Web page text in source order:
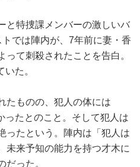
特捜課メンバーの激しいバ
では陣内が、7年前に妻・香
て刺殺されたことを告白。
た。
たものの、犯人の体には
ったとのこと。そして犯人は
ったという。陣内は「犯人は
来予知の能力を持つ才木に
だった。